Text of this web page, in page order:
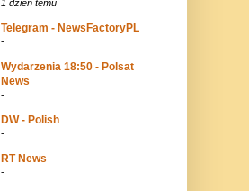
1 dzień temu
Telegram - NewsFactoryPL
-
Wydarzenia 18:50 - Polsat
News
-
DW - Polish
-
RT News
-